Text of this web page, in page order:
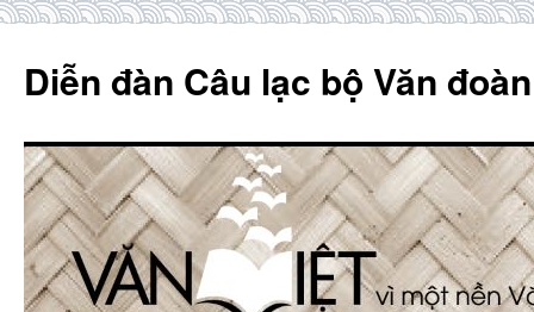
content
Diễn đàn Câu lạc bộ Văn